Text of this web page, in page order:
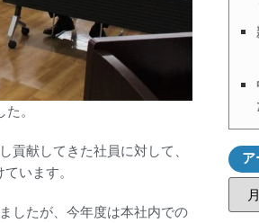
。
献してきた社員に対して、
います。
したが、今年度は本社内での
ア